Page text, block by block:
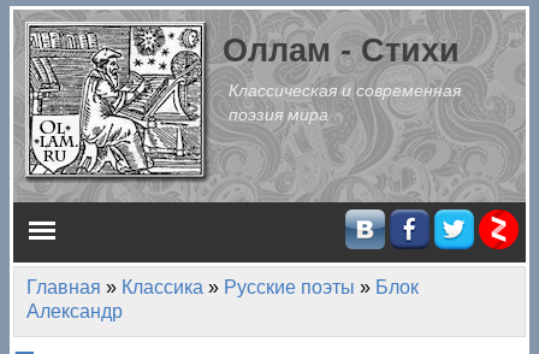
Перейти к основному содержанию
Оллам - Стихи
Классическая и современная
поэзия мира
Главное меню
Вы здесь
Главная » Классика » Русские поэты » Блок
Александр